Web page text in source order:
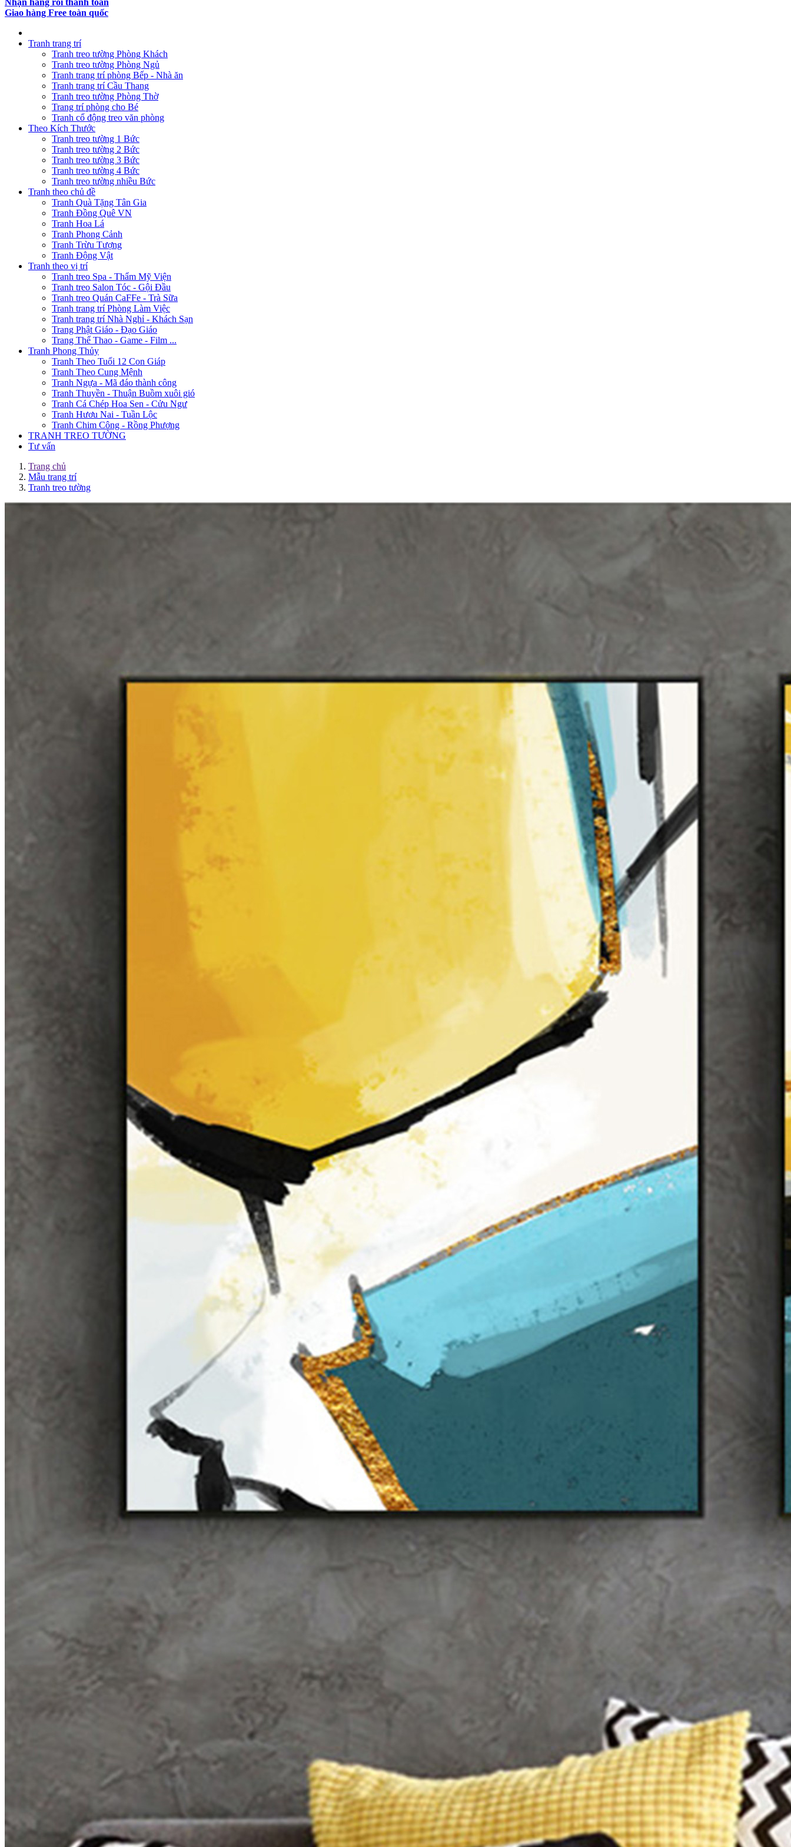
Nhận hàng rồi thanh toán
Giao hàng Free toàn quốc
Tranh trang trí
Tranh treo tường Phòng Khách
Tranh treo tường Phòng Ngủ
Tranh trang trí phòng Bếp - Nhà ăn
Tranh trang trí Cầu Thang
Tranh treo tường Phòng Thờ
Trang trí phòng cho Bé
Tranh cổ động treo văn phòng
Theo Kích Thước
Tranh treo tường 1 Bức
Tranh treo tường 2 Bức
Tranh treo tường 3 Bức
Tranh treo tường 4 Bức
Tranh treo tường nhiều Bức
Tranh theo chủ đề
Tranh Quà Tặng Tân Gia
Tranh Đồng Quê VN
Tranh Hoa Lá
Tranh Phong Cảnh
Tranh Trừu Tượng
Tranh Động Vật
Tranh theo vị trí
Tranh treo Spa - Thẩm Mỹ Viện
Tranh treo Salon Tóc - Gội Đầu
Tranh treo Quán CaFFe - Trà Sữa
Tranh trang trí Phòng Làm Việc
Tranh trang trí Nhà Nghỉ - Khách Sạn
Trang Phật Giáo - Đạo Giáo
Trang Thể Thao - Game - Film ...
Tranh Phong Thủy
Tranh Theo Tuổi 12 Con Giáp
Tranh Theo Cung Mệnh
Tranh Ngựa - Mã đáo thành công
Tranh Thuyền - Thuận Buồm xuôi gió
Tranh Cá Chép Hoa Sen - Cửu Ngư
Tranh Hươu Nai - Tuần Lộc
Tranh Chim Công - Rồng Phượng
TRANH TREO TƯỜNG
Tư vấn
Trang chủ
Mẫu trang trí
Tranh treo tường